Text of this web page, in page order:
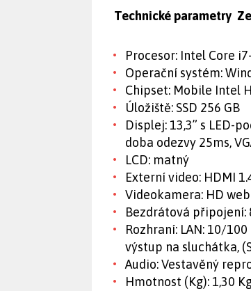
Technické parametry
Procesor: Intel Core
Operační systém:
Chipset: Mobile Intel
Úložiště: SSD 256 GB
Displej: 13,3” s LED-
doba odezvy 25ms,
LCD: matný
Externí video: HDMI
Videokamera: HD
Bezdrátová připojení:
Rozhraní: LAN: 10/
výstup na sluchátka,
Audio: Vestavěný
Hmotnost (Kg): 1,30